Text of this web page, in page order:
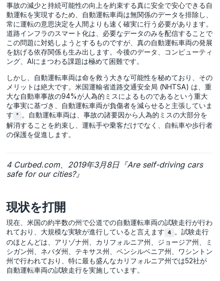
事故の減少と持続可能性の向上を約束する真に安全で安心できる自
動運転を実現するため、自動運転車両は無関係のデータを排除し、
常に運転の意思決定を人間よりも速く確実に行う必要があります。
道路インフラのスマート化は、必要なデータのみを配信することで
この問題に対処しようとするものですが、真の自動運転車両の発展
を妨げる依存関係も生み出します。今後のデータ、コンピューティ
ング、AIにまつわる課題は極めて困難です。
しかし、自動運転車両は命を救う大きな可能性を秘めており、その
メリットは絶大です。米国運輸省道路交通安全局 (NHTSA) は、重
大な自動車事故の94%が人為的ミスによるものであるという重大
な事実に基づき、自動運転車両が負傷者を減らせると主張していま
す ³
。自動運転車両は、事故の諸要因から人為的ミスの大部分を
解消することを約束し、運転手や乗客だけでなく、自転車や歩行者
の保護を促進します。
4 Curbed.com、2019年3月8日『Are self-driving cars
safe for our cities?』
現状を打開
現在、米国の約半数の州で公道での自動運転車両の試験走行が行わ
れており、大規模な実験が進行していると言えます
4
。試験走行
のほとんどは、アリゾナ州、カリフォルニア州、ジョージア州、ミ
シガン州、ネバダ州、テキサス州、ペンシルベニア州、ワシントン
州で行われており、特に最も盛んなカリフォルニア州では52社が
自動運転車両の試験走行を実施しています。